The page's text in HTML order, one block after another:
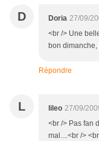
D Doria 27/09/
<br /> Une
bon dimanche,
Répondre
L lileo 27/09/
<br /> Pas fan
mal....<br />